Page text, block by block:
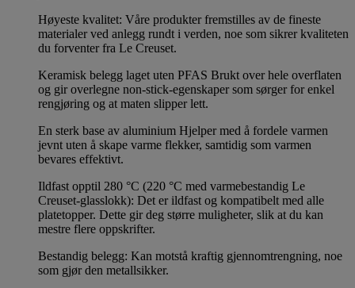
Høyeste kvalitet: Våre produkter fremstilles av de fineste
materialer ved anlegg rundt i verden, noe som sikrer kvaliteten
du forventer fra Le Creuset.
Keramisk belegg laget uten PFAS Brukt over hele overflaten
og gir overlegne non-stick-egenskaper som sørger for enkel
rengjøring og at maten slipper lett.
En sterk base av aluminium Hjelper med å fordele varmen
jevnt uten å skape varme flekker, samtidig som varmen
bevares effektivt.
Ildfast opptil 280 °C (220 °C med varmebestandig Le
Creuset-glasslokk): Det er ildfast og kompatibelt med alle
platetopper. Dette gir deg større muligheter, slik at du kan
mestre flere oppskrifter.
Bestandig belegg: Kan motstå kraftig gjennomtrengning, noe
som gjør den metallsikker.